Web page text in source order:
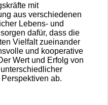
mit
aus verschiedenen
Lebens- und
dafür, dass die
Vielfalt zueinander
und kooperative
Wert und Erfolg von
ab.